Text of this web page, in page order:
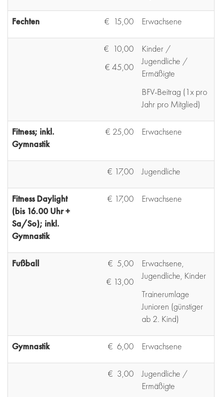
Fechten € 15,00 Erwachsene
€ 10,00
€ 45,00
Kinder /
Jugendliche /
Ermäßigte
BFV-Beitrag (1x pro
Jahr pro Mitglied)
Fitness; inkl.
Gymnastik
€ 25,00 Erwachsene
€ 17,00 Jugendliche
Fitness Daylight
(bis 16.00 Uhr +
Sa/So); inkl.
Gymnastik
€ 17,00 Erwachsene
Fußball
€ 5,00
€ 13,00
Erwachsene,
Jugendliche, Kinder
Trainerumlage
Junioren (günstiger
ab 2. Kind)
Gymnastik € 6,00 Erwachsene
€ 3,00
Jugendliche /
Ermäßigte